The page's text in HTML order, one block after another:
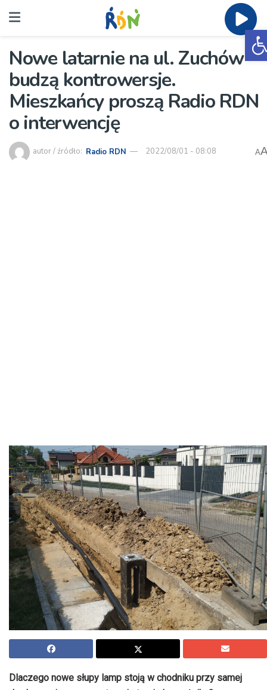
Nowe latarnie na ul. Zuchów
budzą kontrowersje.
Mieszkańcy proszą Radio RDN
o interwencję
autor / źródło: Radio RDN 2022/08/01 - 08:08 A
Dlaczego nowe słupy lamp stoją w chodniku przy samej